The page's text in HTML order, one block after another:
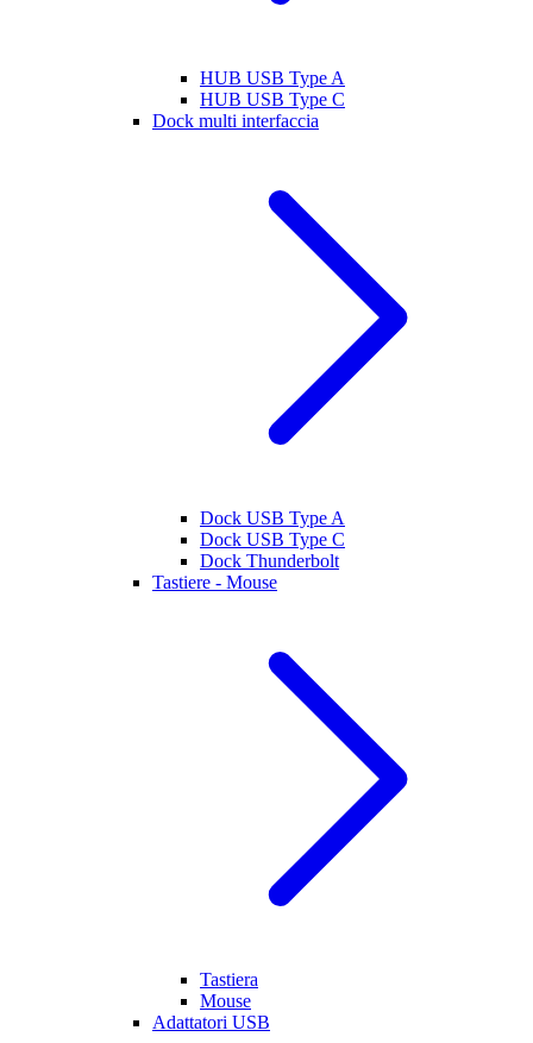
HUB USB Type A
HUB USB Type C
Dock multi interfaccia
Dock USB Type A
Dock USB Type C
Dock Thunderbolt
Tastiere - Mouse
Tastiera
Mouse
Adattatori USB